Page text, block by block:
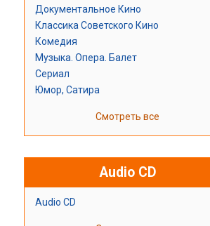
Документальное Кино
Классика Советского Кино
Комедия
Музыка. Опера. Балет
Сериал
Юмор, Сатира
Смотреть все
Audio CD
Audio CD